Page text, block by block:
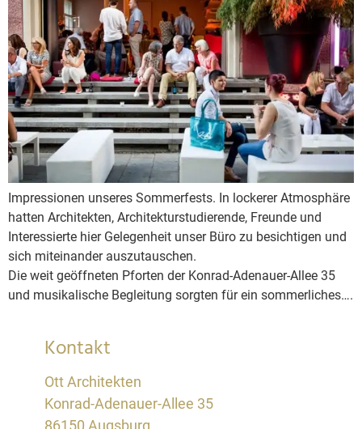
Impressionen unseres Sommerfests. In lockerer Atmosphäre
hatten Architekten, Architekturstudierende, Freunde und
Interessierte hier Gelegenheit unser Büro zu besichtigen und
sich miteinander auszutauschen.
Die weit geöffneten Pforten der Konrad-Adenauer-Allee 35
und musikalische Begleitung sorgten für ein sommerliches….
Kontakt
Ott Architekten
Konrad-Adenauer-Allee 35
86150 Augsburg